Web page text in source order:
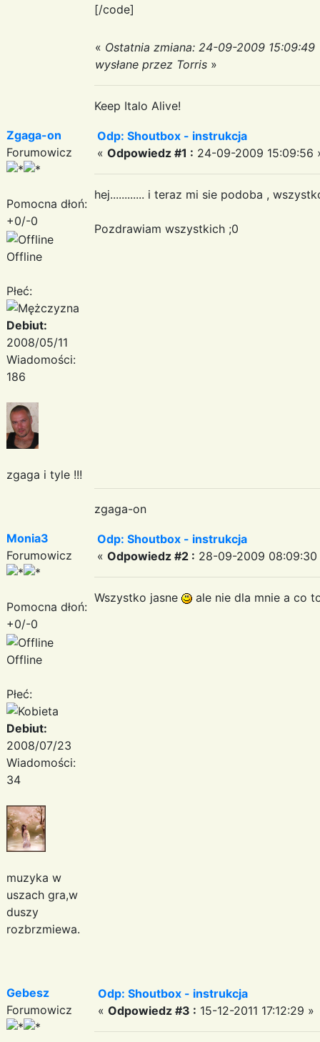
[/code]
« Ostatnia zmiana: 24-09-2009 15:09:49
wysłane przez Torris »
Keep Italo Alive!
Zgaga-on
Forumowicz
Pomocna dłoń:
+0/-0
Offline
Płeć:
Debiut:
2008/05/11
Wiadomości:
186
zgaga i tyle !!!
Odp: Shoutbox - instrukcja
« Odpowiedz #1 : 24-09-2009 15:09:56
hej............ i teraz mi sie podoba ,
Pozdrawiam wszystkich ;0
zgaga-on
Monia3
Forumowicz
Pomocna dłoń:
+0/-0
Offline
Płeć:
Debiut:
2008/07/23
Wiadomości:
34
muzyka w
uszach gra,w
duszy
rozbrzmiewa.
Odp: Shoutbox - instrukcja
« Odpowiedz #2 : 28-09-2009 08:09:30
Wszystko jasne ale nie dla mnie a co
Gebesz
Forumowicz
Odp: Shoutbox - instrukcja
« Odpowiedz #3 : 15-12-2011 17:12:29 »